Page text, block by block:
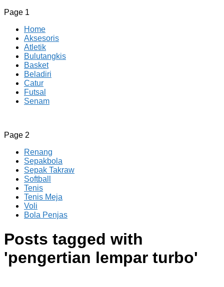
Page 1
Home
Aksesoris
Atletik
Bulutangkis
Basket
Beladiri
Catur
Futsal
Senam
CV JAYA BERSAMA Co Id
Menyediakan Semua Perlengkapan Olahraga Yang
Page 2
Renang
Sepakbola
Sepak Takraw
Softball
Tenis
Tenis Meja
Voli
Bola Penjas
Posts tagged with
'pengertian lempar turbo'